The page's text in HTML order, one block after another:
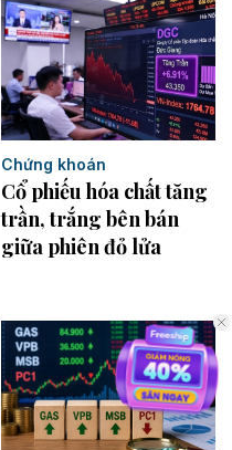
Chứng khoán
Cổ phiếu hóa chất tăng
trần, trắng bên bán
giữa phiên đỏ lửa